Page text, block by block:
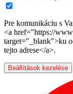
Pre komunikáciu s
<a href="https://
target="_blank">ku
tejto adrese</a>.
Beállítások kezelése